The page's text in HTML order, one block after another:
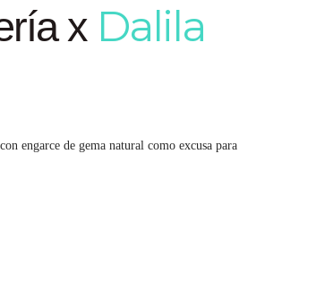
x Dalila
engarce de gema natural como excusa para